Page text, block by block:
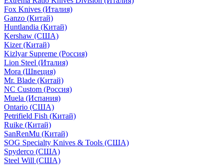
Fox Knives (Италия)
Ganzo (Китай)
Huntlandia (Китай)
Kershaw (США)
Kizer (Китай)
Kizlyar Supreme (Россия)
Lion Steel (Италия)
Mora (Швеция)
Mr. Blade (Китай)
NC Custom (Россия)
Muela (Испания)
Ontario (США)
Petrifield Fish (Китай)
Ruike (Китай)
SanRenMu (Китай)
SOG Specialty Knives & Tools (США)
Spyderco (США)
Steel Will (США)